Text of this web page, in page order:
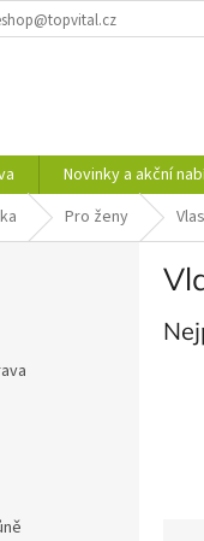
Novinky a akční
Pro ženy